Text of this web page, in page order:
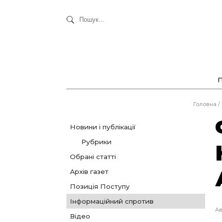
Головна /
Новини і публікації
Рубрики
Обрані статті
Архів газет
Позиція Поступу
Інформаційний спротив
Відео